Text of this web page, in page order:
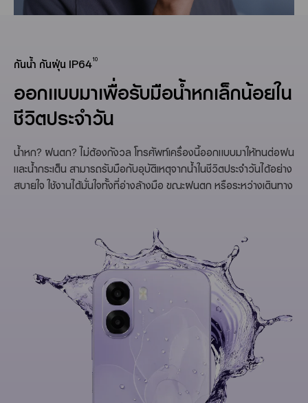
กันน้ำ กันฝุ่น IP6410
ออกแบบมาเพื่อรับมือน้ำหกเล็กน้อยใน
ชีวิตประจำวัน
น้ำหก? ฝนตก? ไม่ต้องกังวล โทรศัพท์เครื่องนี้ออกแบบมาให้ทนต่อฝน
และน้ำกระเด็น สามารถรับมือกับอุบัติเหตุจากน้ำในชีวิตประจำวันได้อย่าง
สบายใจ ใช้งานได้มั่นใจทั้งที่อ่างล้างมือ ขณะฝนตก หรือระหว่างเดินทาง